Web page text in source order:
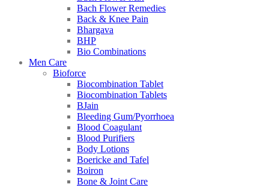
Bach Flower Remedies
Back & Knee Pain
Bhargava
BHP
Bio Combinations
Men Care
Bioforce
Biocombination Tablet
Biocombination Tablets
BJain
Bleeding Gum/Pyorrhoea
Blood Coagulant
Blood Purifiers
Body Lotions
Boericke and Tafel
Boiron
Bone & Joint Care